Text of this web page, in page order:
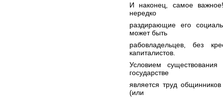
И наконец, самое
нередко
раздирающие его
может быть
рабовладельцев, без
капиталистов.
Условием
государстве
является труд
(или